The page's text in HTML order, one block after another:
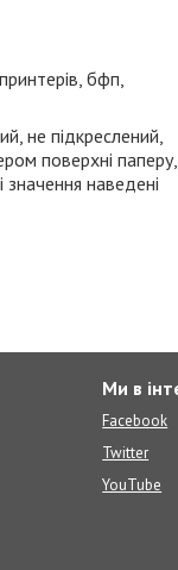
бфп,
не підкреслений,
поверхні паперу,
наведені
Ми в
Facebook
Twitter
YouTube